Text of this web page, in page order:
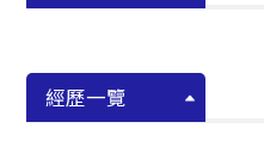
經歷一覽